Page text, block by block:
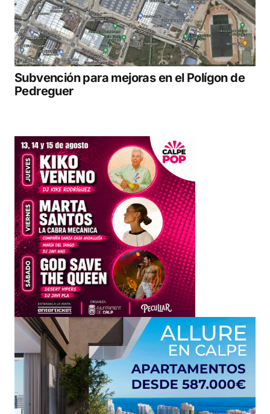
Subvención para mejoras en el Polígon de
Pedreguer